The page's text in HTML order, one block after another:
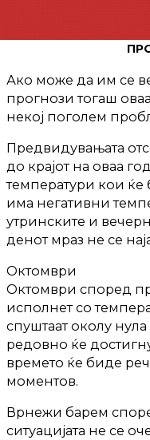
Ако може да им се
прогнози тогаш
некој поголем
Предвидувањата
до крајот на оваа
температури кои ќе
има негативни
утринските и
денот мраз не се
Октомври
Октомври според
исполнет со
спуштаат околу
редовно ќе
времето ќе биде
моментов.
Врнежи барем
ситуацијата не се